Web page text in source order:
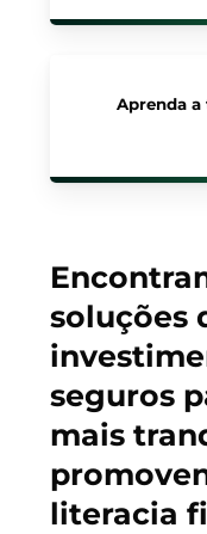
Aprenda
soluções
seguros
mais
literacia